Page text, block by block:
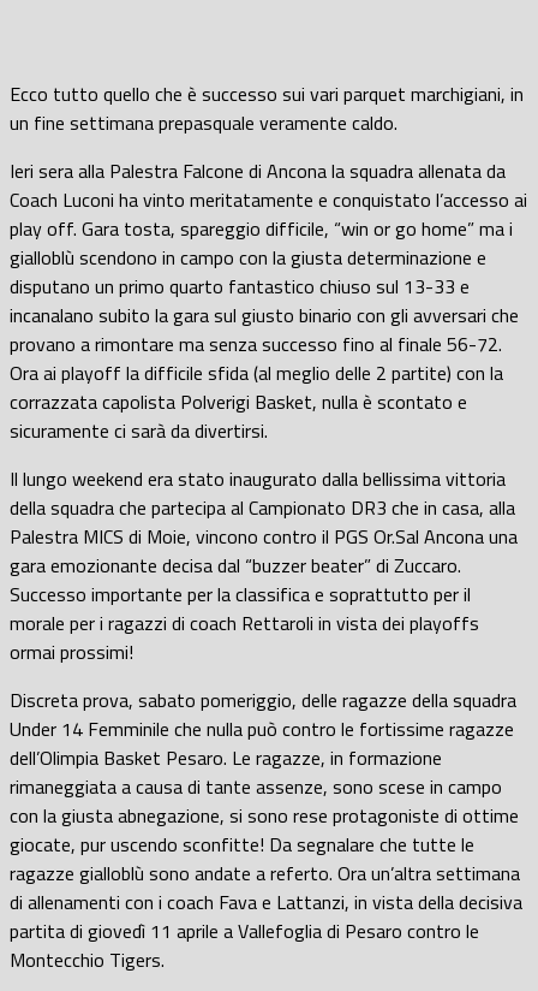
Ecco tutto quello che è successo sui vari parquet marchigiani, in
un fine settimana prepasquale veramente caldo.
Ieri sera alla Palestra Falcone di Ancona la squadra allenata da
Coach Luconi ha vinto meritatamente e conquistato l’accesso ai
play off. Gara tosta, spareggio difficile, “win or go home” ma i
gialloblù scendono in campo con la giusta determinazione e
disputano un primo quarto fantastico chiuso sul 13-33 e
incanalano subito la gara sul giusto binario con gli avversari che
provano a rimontare ma senza successo fino al finale 56-72.
Ora ai playoff la difficile sfida (al meglio delle 2 partite) con la
corrazzata capolista Polverigi Basket, nulla è scontato e
sicuramente ci sarà da divertirsi.
Il lungo weekend era stato inaugurato dalla bellissima vittoria
della squadra che partecipa al Campionato DR3 che in casa, alla
Palestra MICS di Moie, vincono contro il PGS Or.Sal Ancona una
gara emozionante decisa dal “buzzer beater” di Zuccaro.
Successo importante per la classifica e soprattutto per il
morale per i ragazzi di coach Rettaroli in vista dei playoffs
ormai prossimi!
Discreta prova, sabato pomeriggio, delle ragazze della squadra
Under 14 Femminile che nulla può contro le fortissime ragazze
dell’Olimpia Basket Pesaro. Le ragazze, in formazione
rimaneggiata a causa di tante assenze, sono scese in campo
con la giusta abnegazione, si sono rese protagoniste di ottime
giocate, pur uscendo sconfitte! Da segnalare che tutte le
ragazze gialloblù sono andate a referto. Ora un’altra settimana
di allenamenti con i coach Fava e Lattanzi, in vista della decisiva
partita di giovedì 11 aprile a Vallefoglia di Pesaro contro le
Montecchio Tigers.